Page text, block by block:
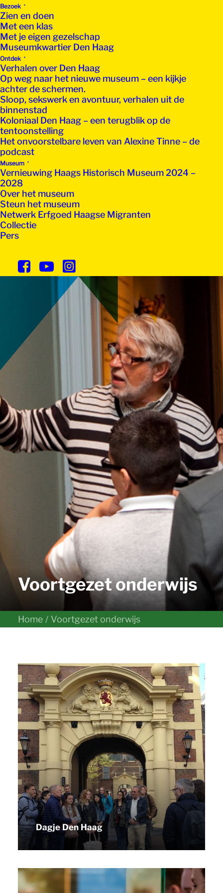
Bezoek
Zien en doen
Met een klas
Met je eigen gezelschap
Museumkwartier Den Haag
Ontdek
Verhalen over Den Haag
Op weg naar het nieuwe museum – een kijkje
achter de schermen.
Sloop, sekswerk en avontuur, verhalen uit de
binnenstad
Koloniaal Den Haag – een terugblik op de
tentoonstelling
Het onvoorstelbare leven van Alexine Tinne – de
podcast
Museum
Vernieuwing Haags Historisch Museum 2024 –
2028
Over het museum
Steun het museum
Netwerk Erfgoed Haagse Migranten
Collectie
Pers
Voortgezet onderwijs
Home Voortgezet onderwijs
Dagje Den Haag